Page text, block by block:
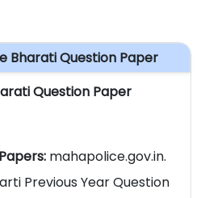
Bharati Question Paper
Question Paper
mahapolice.gov.in.
Previous Year Question